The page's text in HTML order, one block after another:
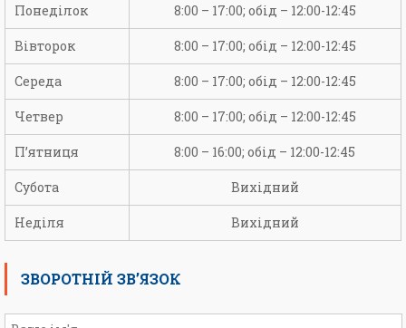
Понеділок 8:00 – 17:00; обід – 12:00-12:45
Вівторок 8:00 – 17:00; обід – 12:00-12:45
Середа 8:00 – 17:00; обід – 12:00-12:45
Четвер 8:00 – 17:00; обід – 12:00-12:45
П’ятниця 8:00 – 16:00; обід – 12:00-12:45
Субота Вихідний
Неділя Вихідний
ЗВОРОТНІЙ ЗВ’ЯЗОК